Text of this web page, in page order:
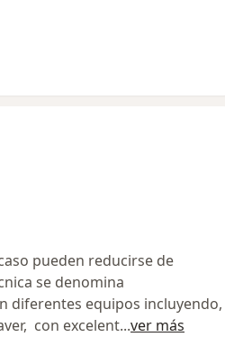
pueden reducirse de
se denomina
diferentes equipos incluyendo,
con excelent...ver más